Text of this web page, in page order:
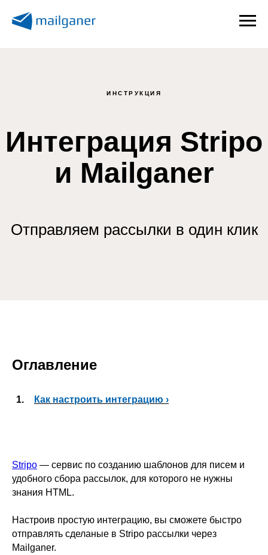
ИНСТРУКЦИЯ
Интеграция Stripo
и Mailganer
Отправляем рассылки в один клик
Оглавление
1. Как настроить интеграцию ›
Stripo — сервис по созданию шаблонов для писем и
удобного сбора рассылок, для которого не нужны
знания HTML.
Настроив простую интеграцию, вы сможете быстро
отправлять сделаные в Stripo рассылки через
Mailganer.